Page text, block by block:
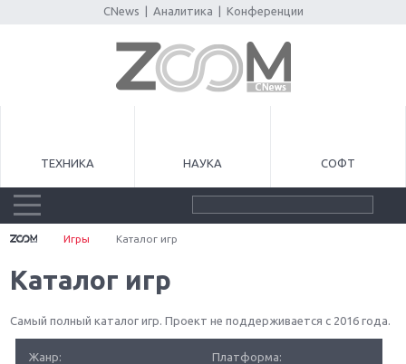
CNews Аналитика Конференции
ТЕХНИКА НАУКА СОФТ
Игры Каталог игр
Каталог игр
Самый полный каталог игр. Проект не поддерживается с 2016 года.
Жанр: Платформа: